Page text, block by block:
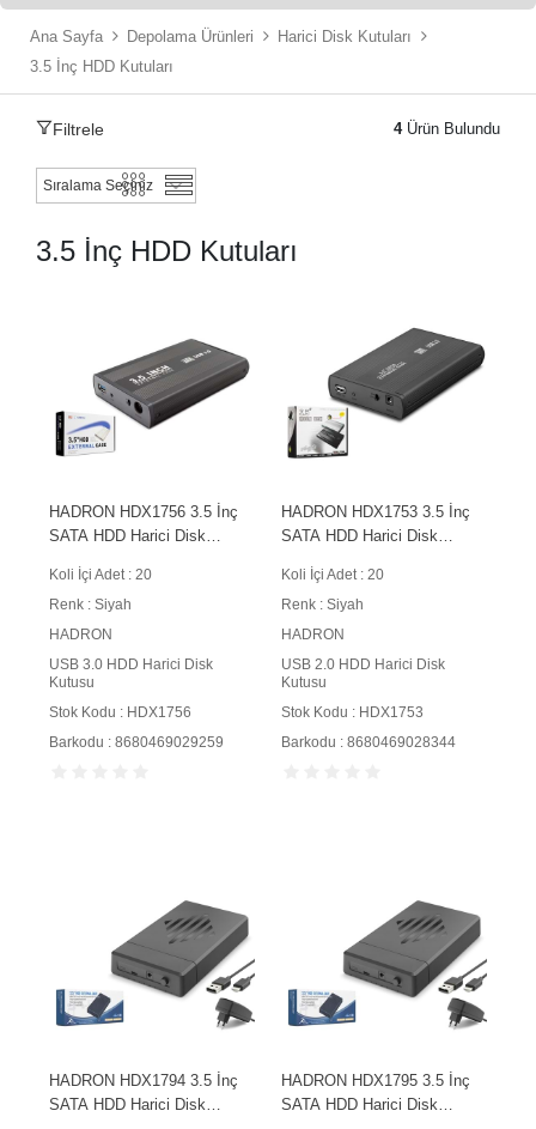
Ana Sayfa Depolama Ürünleri
Harici Disk Kutuları
3.5 İnç HDD Kutuları
Filtrele 4Ürün Bulundu
3.5 İnç HDD Kutuları
HADRON HDX1756 3.5 İnç
SATA HDD Harici Disk
Koli İçi Adet : 20
Renk : Siyah
HADRON
USB 3.0 HDD Harici Disk
Kutusu
Stok Kodu : HDX1756
Barkodu : 8680469029259
HADRON HDX1753 3.5 İnç
SATA HDD Harici Disk
Koli İçi Adet : 20
Renk : Siyah
HADRON
USB 2.0 HDD Harici Disk
Kutusu
Stok Kodu : HDX1753
Barkodu : 8680469028344
HADRON HDX1794 3.5 İnç
SATA HDD Harici Disk
HADRON HDX1795 3.5 İnç
SATA HDD Harici Disk